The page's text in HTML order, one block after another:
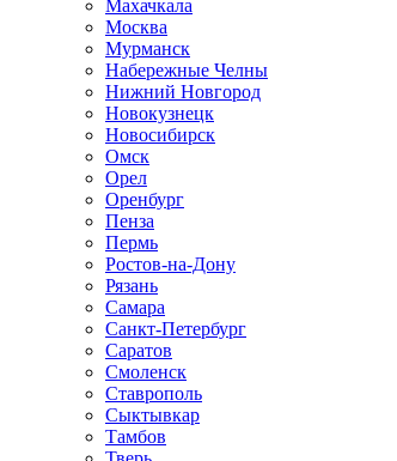
Махачкала
Москва
Мурманск
Набережные Челны
Нижний Новгород
Новокузнецк
Новосибирск
Омск
Орел
Оренбург
Пенза
Пермь
Ростов-на-Дону
Рязань
Самара
Санкт-Петербург
Саратов
Смоленск
Ставрополь
Сыктывкар
Тамбов